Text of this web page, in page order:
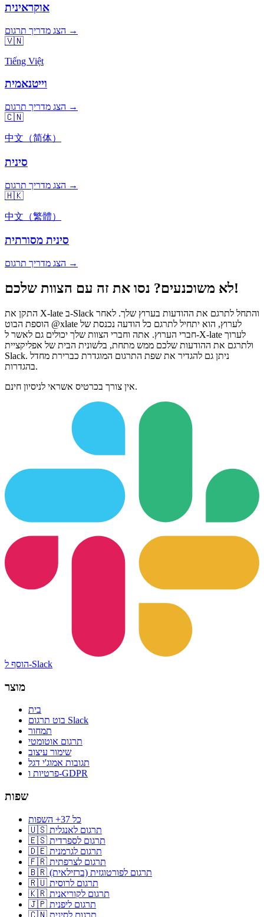
אוקראינית
הצג מדריך תרגום →
🇻🇳
Tiếng Việt
וייטנאמית
הצג מדריך תרגום →
🇨🇳
中文（简体）
סינית
הצג מדריך תרגום →
🇭🇰
中文（繁體）
סינית מסורתית
הצג מדריך תרגום →
לא משוכנעים? נסו את זה עם הצוות שלכם!
התקן את X-late ב-Slack והתחל לתרגם את ההודעות בערוץ שלך. לאחר
הוספת הבוט @xlate לערוץ, הוא יתחיל לתרגם כל הודעה נכנסת של
חברי הערוץ. אתה וחברי הצוות שלך יכולים גם לאשר ל-X-late לערוך
ולתרגם את ההודעות שלכם ממש מתחת, בלשונית הבית של אפליקציית
Slack. ניתן גם להגדיר את שפת התרגום המוגדרת כברירת מחדל
בהגדרות.
אין צורך בכרטיס אשראי לניסיון חינם.
הוסף ל-Slack
מוצר
בית
בוט תרגום Slack
תמחור
תרגום אוטומטי
שימור עיצוב
תגובות אמוג'י דגל
פרטיות ו-GDPR
שפות
כל 37+ השפות
🇺🇸 תרגום לאנגלית
🇪🇸 תרגום לספרדית
🇩🇪 תרגום לגרמנית
🇫🇷 תרגום לצרפתית
🇧🇷 תרגום לפורטוגזית (ברזילאית)
🇷🇺 תרגום לרוסית
🇰🇷 תרגום לקוריאנית
🇯🇵 תרגום ליפנית
🇨🇳 תרגום לסינית